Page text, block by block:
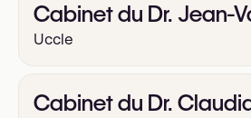
Cabinet du Dr. Jean-
Uccle
Cabinet du Dr.